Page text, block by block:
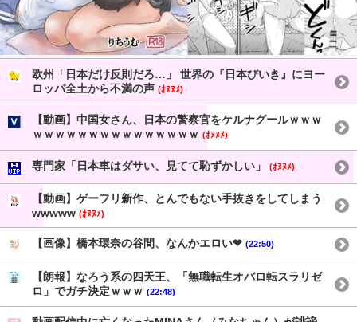
欧州「日本だけ反則だろ…」 世界の『日本びいき』にヨー
ロッパ全土から不満の声 (ｵﾇﾇﾒ)
【動画】中国女さん、日本の警察官をケルナグールｗｗｗ
ｗｗｗｗｗｗｗｗｗｗｗｗｗｗｗ (ｵﾇﾇﾒ)
専門家「日本車はダサい、見てて恥ずかしい」 (ｵﾇﾇﾒ)
【動画】ゲーフリ新作、とんでもない手抜きをしてしまう
wwwww (ｵﾇﾇﾒ)
【画像】橋本環奈の谷間、なんかエロい❤ (22:50)
【朗報】なろう系の四天王、「無職転生オバロ転スラリゼ
ロ」でガチ決定ｗｗｗ (22:48)